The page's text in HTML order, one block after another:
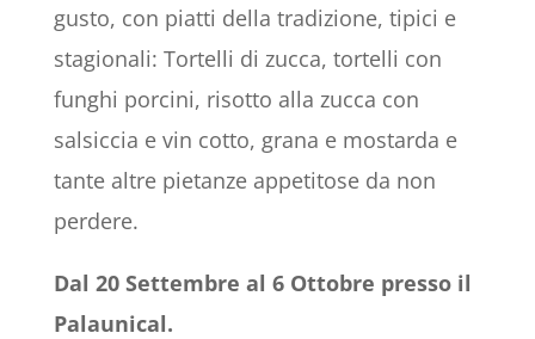
gusto, con piatti della tradizione, tipici e
stagionali: Tortelli di zucca, tortelli con
funghi porcini, risotto alla zucca con
salsiccia e vin cotto, grana e mostarda e
tante altre pietanze appetitose da non
perdere.
Dal 20 Settembre al 6 Ottobre presso il
Palaunical.